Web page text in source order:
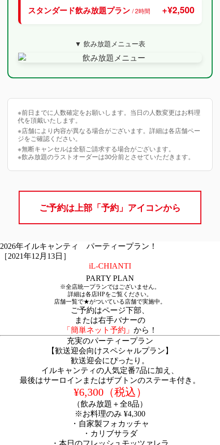
スタンダード飲み放題プラン / 2時間 +¥2,500
▼ 飲み放題メニュー表
※前日までに人数確定をお願いします。当日の人数変更はお料理
代を頂戴いたします。
※店舗により内容が異なる場合がございます。詳細は各店舗ペー
ジをご確認ください。
※無断キャンセルは全額ご請求する場合がございます。
※飲み放題のラストオーダーは30分前とさせていただきます。
ご予約は上部「予約」アイコンから
2026年イルキャンティ パーティープラン！
［2021年12月13日］
iL-CHIANTI
PARTY PLAN
※全店統一プランではございません。
詳細は各店HPをご覧ください。
店舗一覧で★がついている店舗で実施中。
ご予約はページ下部、
または右手バナーの
「簡単ネット予約」 から！
充実のパーティープラン
【歓送迎会向けスペシャルプラン】
歓送迎会にぴったり。
イルキャンティの人気定番7品に加え、
最後はサーロインまたはザブトンのステーキ付き。
¥6,300（税込）
（飲み放題＋全8品）
※お料理のみ ¥4,300
・自家製フォカッチャ
・カリブサラダ
・本日のフレッシュモッツァレラ